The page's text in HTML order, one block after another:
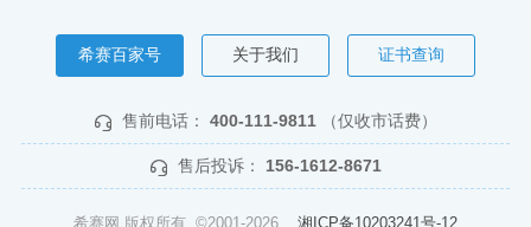
希赛百家号 关于我们 证书查询
售前电话： 400-111-9811 （仅收市话费）
售后投诉： 156-1612-8671
希赛网 版权所有 ©2001-2026 湘ICP备10203241号-12